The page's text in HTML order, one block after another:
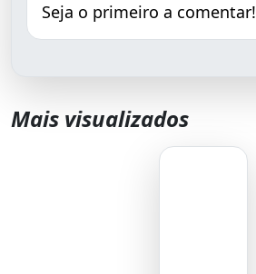
Seja o primeiro a comentar!
Mais visualizados